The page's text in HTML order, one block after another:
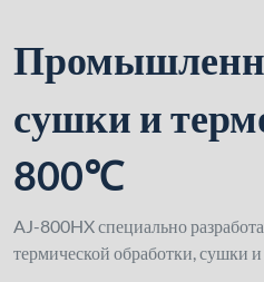
сушки и
800℃
AJ-800HX специально
термической обработки, сушки